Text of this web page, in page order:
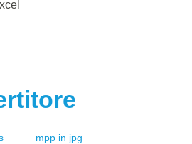
mpp in jpg